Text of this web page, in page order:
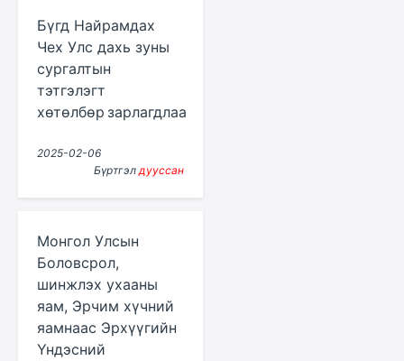
Бүгд Найрамдах
Чех Улс дахь зуны
сургалтын
тэтгэлэгт
хөтөлбөр зарлагдлаа
2025-02-06
Бүртгэлдууссан
Монгол Улсын
Боловсрол,
шинжлэх ухааны
яам, Эрчим хүчний
яамнаас Эрхүүгийн
Үндэсний